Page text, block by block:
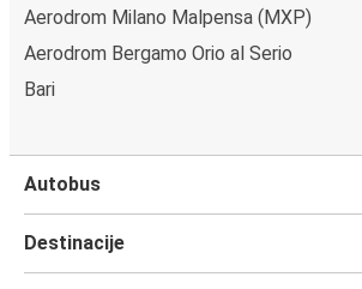
Aerodrom Milano Malpensa (MXP)
Aerodrom Bergamo Orio al Serio
Bari
Autobus
Destinacije